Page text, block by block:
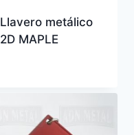
Llavero metálico
2D MAPLE